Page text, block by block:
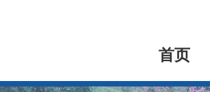
首页